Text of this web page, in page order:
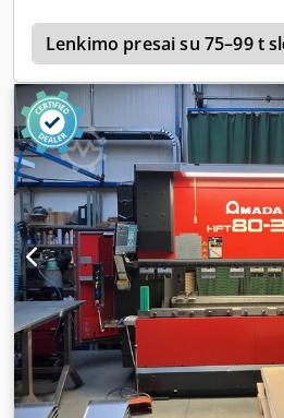
SUJUNGTOS APSAUGINĖS TVOROS
Lenkimo presai su 75–99 t